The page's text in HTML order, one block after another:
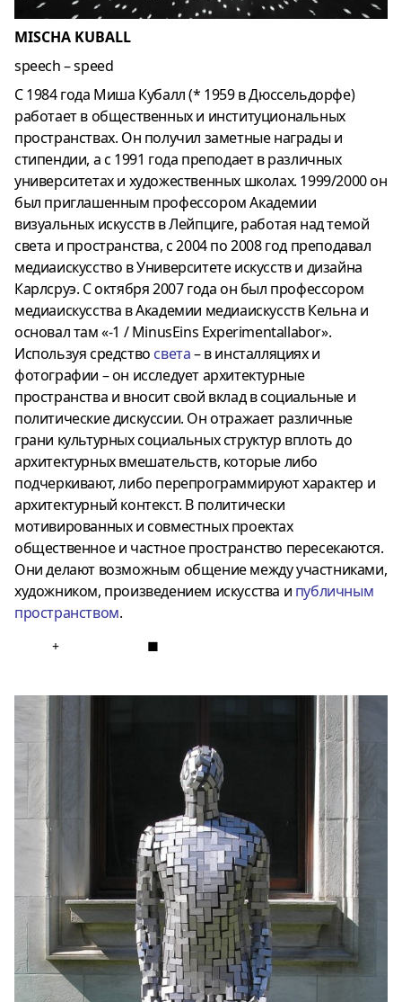
MISCHA KUBALL
speech – speed
С 1984 года Миша Кубалл (* 1959 в Дюссельдорфе)
работает в общественных и институциональных
пространствах. Он получил заметные награды и
стипендии, а с 1991 года преподает в различных
университетах и ​​художественных школах. 1999/2000 он
был приглашенным профессором Академии
визуальных искусств в Лейпциге, работая над темой
света и пространства, с 2004 по 2008 год преподавал
медиаискусство в Университете искусств и дизайна
Карлсруэ. С октября 2007 года он был профессором
медиаискусства в Академии медиаискусств Кельна и
основал там «-1 / MinusEins Experimentallabor».
Используя средство света– в инсталляциях и
фотографии – он исследует архитектурные
пространства и вносит свой вклад в социальные и
политические дискуссии. Он отражает различные
грани культурных социальных структур вплоть до
архитектурных вмешательств, которые либо
подчеркивают, либо перепрограммируют характер и
архитектурный контекст. В политически
мотивированных и совместных проектах
общественное и частное пространство пересекаются.
Они делают возможным общение между участниками,
художником, произведением искусства и публичным
пространством.
+ ■